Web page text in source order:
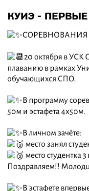
КУИЭ -
20 октября в УСК
плаванию в рамках
обучающихся СПО.
В программу
50м и эстафета 4х50м.
В личном зачёте:
место занял
место студентка
Поздравляем!!
В эстафете